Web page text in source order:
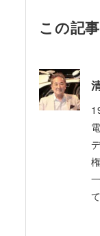
この記